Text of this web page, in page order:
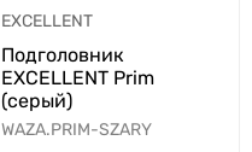
EXCELLENT
Подголовник
EXCELLENT Prim
(серый)
WAZA.PRIM-SZARY